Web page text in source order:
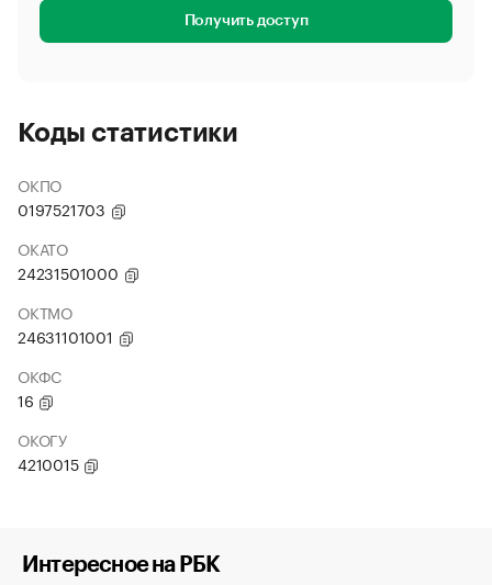
Получить доступ
Коды статистики
ОКПО
0197521703
ОКАТО
24231501000
ОКТМО
24631101001
ОКФС
16
ОКОГУ
4210015
Интересное на РБК